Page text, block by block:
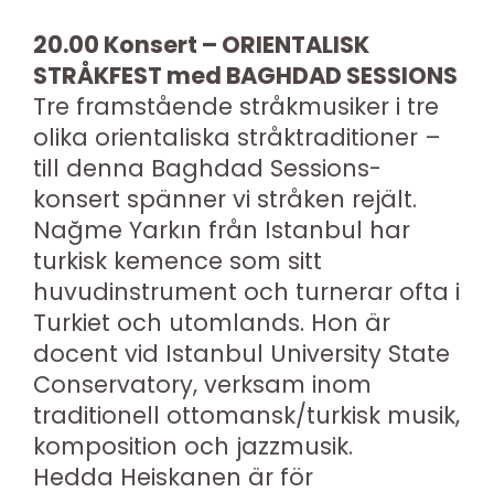
20.00 Konsert – ORIENTALISK
STRÅKFEST med BAGHDAD SESSIONS
Tre framstående stråkmusiker i tre
olika orientaliska stråktraditioner –
till denna Baghdad Sessions-
konsert spänner vi stråken rejält.
Nağme Yarkın från Istanbul har
turkisk kemence som sitt
huvudinstrument och turnerar ofta i
Turkiet och utomlands. Hon är
docent vid Istanbul University State
Conservatory, verksam inom
traditionell ottomansk/turkisk musik,
komposition och jazzmusik.
Hedda Heiskanen är för